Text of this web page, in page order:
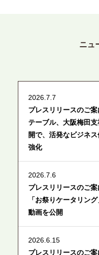
ニュ
2026.7.7
プレスリリースのご
テーブル、大阪梅田
開で、活発なビジネ
強化
2026.7.6
プレスリリースのご
「お祭りケータリン
動画を公開
2026.6.15
プレスリリースのご